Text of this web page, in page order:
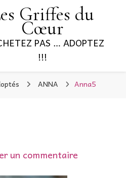
Griffes du
Cœur
PAS … ADOPTEZ
!!!
ANNA Anna5
un commentaire